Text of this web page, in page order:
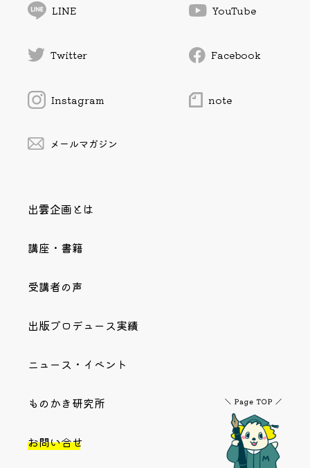
LINE YouTube
Twitter Facebook
Instagram note
メールマガジン
出雲企画とは
講座・書籍
受講者の声
出版プロデュース実績
ニュース・イベント
ものかき研究所
お問い合せ